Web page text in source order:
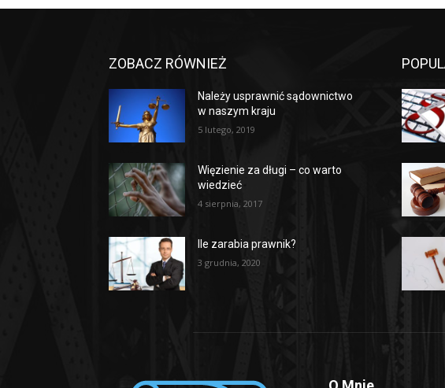
ZOBACZ RÓWNIEŻ
Należy usprawnić sądownictwo
w naszym kraju
5 lutego, 2019
Więzienie za długi – co warto
wiedzieć
4 sierpnia, 2017
Ile zarabia prawnik?
3 grudnia, 2020